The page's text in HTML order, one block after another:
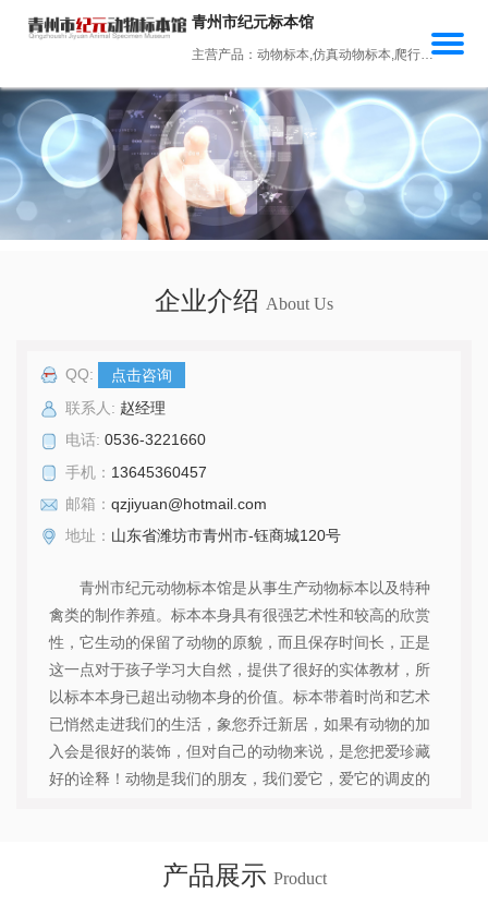
青州市纪元标本馆
主营产品：动物标本,仿真动物标本,爬行动物标本,禽类动物标本,养殖动物标本
企业介绍 About Us
QQ:
点击咨询
联系人: 赵经理
电话: 0536-3221660
手机： 13645360457
邮箱： qzjiyuan@hotmail.com
地址： 山东省潍坊市青州市-钰商城120号
青州市纪元动物标本馆是从事生产动物标本以及特种
禽类的制作养殖。标本本身具有很强艺术性和较高的欣赏
性，它生动的保留了动物的原貌，而且保存时间长，正是
这一点对于孩子学习大自然，提供了很好的实体教材，所
以标本本身已超出动物本身的价值。标本带着时尚和艺术
已悄然走进我们的生活，象您乔迁新居，如果有动物的加
入会是很好的装饰，但对自己的动物来说，是您把爱珍藏
好的诠释！动物是我们的朋友，我们爱它，爱它的调皮的
万分的您不知所错……把它交给我们吧！明天，它就能重
新回到您的身边，与您相随相伴……这就是标本的魅力！
产品展示 Product